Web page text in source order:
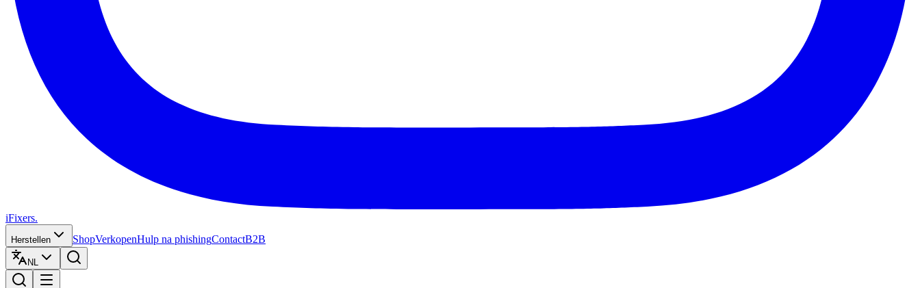
iFixers.
Herstellen ShopVerkopenHulp na phishingContactB2B
NL